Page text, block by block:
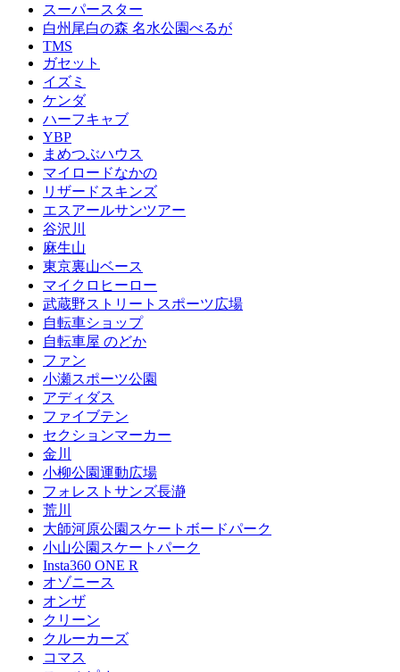
スーパースター
白州尾白の森 名水公園べるが
TMS
ガセット
イズミ
ケンダ
ハーフキャブ
YBP
まめつぶハウス
マイロードなかの
リザードスキンズ
エスアールサンツアー
谷沢川
麻生山
東京裏山ベース
マイクロヒーロー
武蔵野ストリートスポーツ広場
自転車ショップ
自転車屋 のどか
ファン
小瀬スポーツ公園
アディダス
ファイブテン
セクションマーカー
金川
小柳公園運動広場
フォレストサンズ長瀞
荒川
大師河原公園スケートボードパーク
小山公園スケートパーク
Insta360 ONE R
オゾニース
オンザ
クリーン
クルーカーズ
コマス